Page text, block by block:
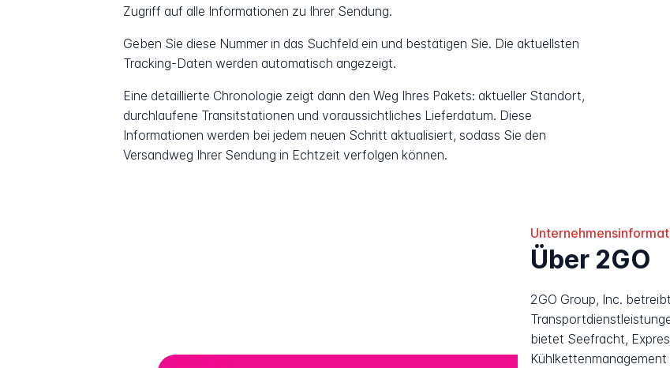
Zugriff auf alle Informationen zu Ihrer Sendung.
Geben Sie diese Nummer in das Suchfeld ein und bestätigen Sie. Die aktuellsten
Tracking-Daten werden automatisch angezeigt.
Eine detaillierte Chronologie zeigt dann den Weg Ihres Pakets: aktueller Standort,
durchlaufene Transitstationen und voraussichtliches Lieferdatum. Diese
Informationen werden bei jedem neuen Schritt aktualisiert, sodass Sie den
Versandweg Ihrer Sendung in Echtzeit verfolgen können.
Über 2GO
2GO Group, Inc.
bietet Seefracht,